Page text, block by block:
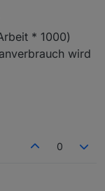
* 1000)
wird
0